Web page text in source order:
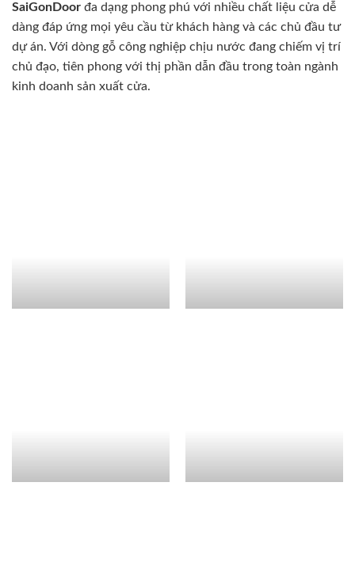
SaiGonDoor đa dạng phong phú với nhiều chất liệu cửa dễ
dàng đáp ứng mọi yêu cầu từ khách hàng và các chủ đầu tư
dự án. Với dòng gỗ công nghiệp chịu nước đang chiếm vị trí
chủ đạo, tiên phong với thị phần dẫn đầu trong toàn ngành
kinh doanh sản xuất cửa.